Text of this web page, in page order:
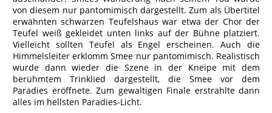
von diesem nur pantomimisch dargestellt. Zum als Übertitel
erwähnten schwarzen Teufelshaus war etwa der Chor der
Teufel weiß gekleidet unten links auf der Bühne platziert.
Vielleicht sollten Teufel als Engel erscheinen. Auch die
Himmelsleiter erklomm Smee nur pantomimisch. Realistisch
wurde dann wieder die Szene in der Kneipe mit dem
berühmtem Trinklied dargestellt, die Smee vor dem
Paradies eröffnete. Zum gewaltigen Finale erstrahlte dann
alles im hellsten Paradies-Licht.